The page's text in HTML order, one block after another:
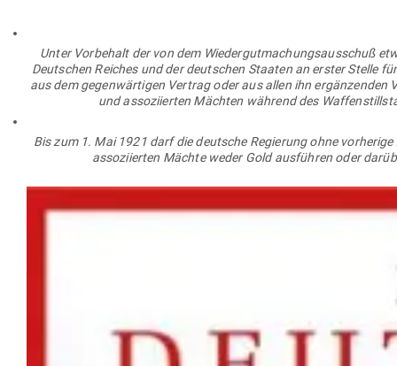
Unter Vor­behalt der von dem Wie­der­gut­ma­chungs­aus­schuß
Deut­schen Reiches und der deut­schen Staaten an erster Stelle
aus dem gegen­wär­tigen Vertrag oder aus allen ihn
und asso­zi­ierten Mächten während des
Bis zum 1. Mai 1921 darf die deutsche Regierung ohne
asso­zi­ierten Mächte weder Gold aus­führen oder